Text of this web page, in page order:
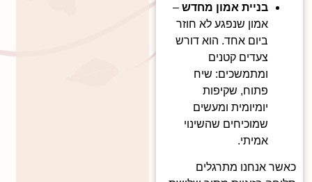
בניית אמון מחדש –
אמון שנפגע לא חוזר
ביום אחד. הוא דורש
צעדים קטנים
ומתמשכים: שיח
פתוח, שקיפות
יומיומית ומעשים
שמוכיחים שהשינוי
אמיתי.
כאשר אנחנו מתרגלים